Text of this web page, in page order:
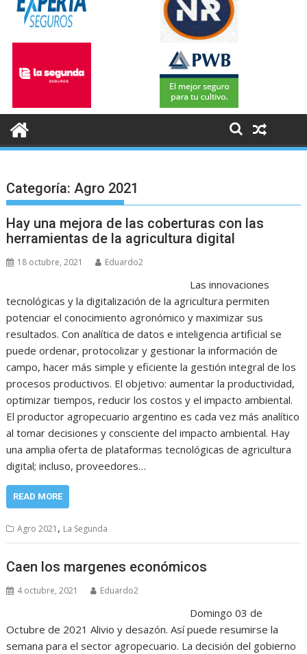
Categoría:Agro 2021
Hay una mejora de las coberturas con las
herramientas de la agricultura digital
18 octubre, 2021 Eduardo2
Las innovaciones
tecnológicas y la digitalización de la agricultura permiten
potenciar el conocimiento agronómico y maximizar sus
resultados. Con analítica de datos e inteligencia artificial se
puede ordenar, protocolizar y gestionar la información de
campo, hacer más simple y eficiente la gestión integral de los
procesos productivos. El objetivo: aumentar la productividad,
optimizar tiempos, reducir los costos y el impacto ambiental.
El productor agropecuario argentino es cada vez más analítico
al tomar decisiones y consciente del impacto ambiental. Hay
una amplia oferta de plataformas tecnológicas de agricultura
digital; incluso, proveedores…
READ MORE
Agro 2021 , La Segunda
Caen los margenes económicos
4 octubre, 2021 Eduardo2
Domingo 03 de
Octubre de 2021 Alivio y desazón. Así puede resumirse la
semana para el sector agropecuario. La decisión del gobierno